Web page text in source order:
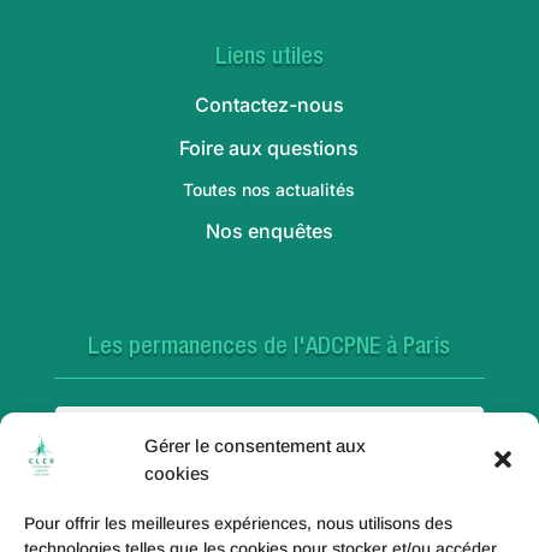
Gérer le consentement aux
cookies
Pour offrir les meilleures expériences, nous utilisons des
Liens utiles
Contactez-nous
Foire aux questions
Toutes nos actualités
Nos enquêtes
Les permanences de l'ADCPNE à Paris
Paris 18e